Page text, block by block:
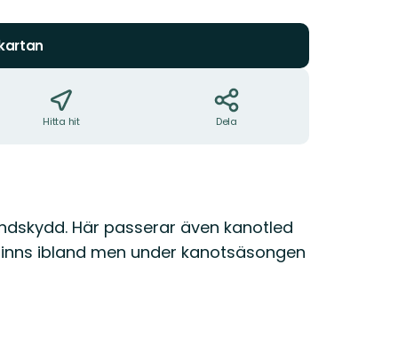
Hitta hit Dela
Här passerar även kanotled
ibland men under kanotsäsongen